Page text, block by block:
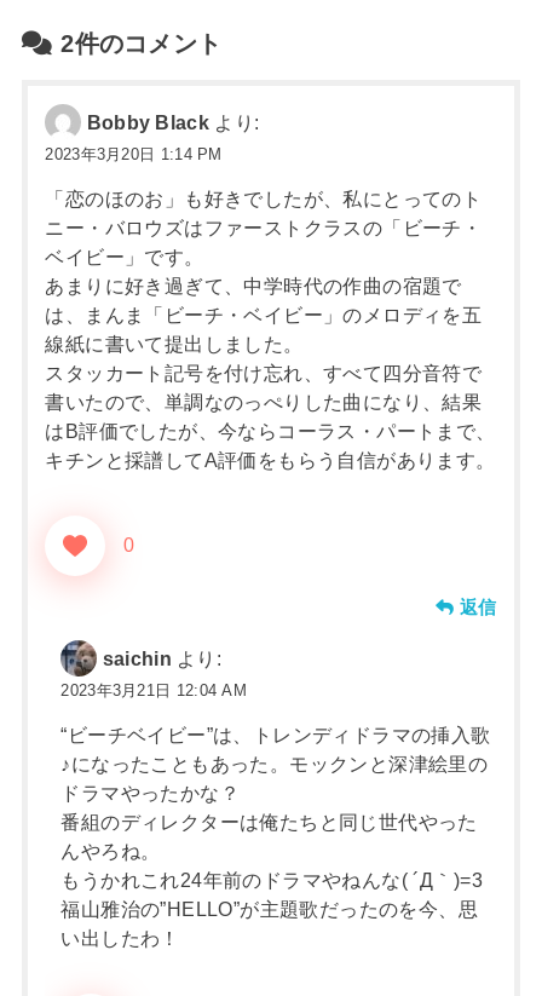
2件のコメント
Bobby Black より:
2023年3月20日 1:14 PM
「恋のほのお」も好きでしたが、私にとってのト
ニー・バロウズはファーストクラスの「ビーチ・
ベイビー」です。
あまりに好き過ぎて、中学時代の作曲の宿題で
は、まんま「ビーチ・ベイビー」のメロディを五
線紙に書いて提出しました。
スタッカート記号を付け忘れ、すべて四分音符で
書いたので、単調なのっぺりした曲になり、結果
はB評価でしたが、今ならコーラス・パートまで、
キチンと採譜してA評価をもらう自信があります。
0
返信
saichin より:
2023年3月21日 12:04 AM
“ビーチベイビー”は、トレンディドラマの挿入歌
♪になったこともあった。モックンと深津絵里の
ドラマやったかな？
番組のディレクターは俺たちと同じ世代やった
んやろね。
もうかれこれ24年前のドラマやねんな( ´Д｀)=3
福山雅治の”HELLO”が主題歌だったのを今、思
い出したわ！